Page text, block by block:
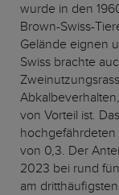
wurde in den
Brown-Swiss-
Gelände eignen
Swiss brachte
von Vorteil ist.
hochgefährdeten
von 0,3. Der
2023 bei rund
am